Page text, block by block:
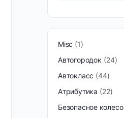
Misc
1
Автогородок
24
Автокласс 44
Атрибутика
22
Безопасное колесо